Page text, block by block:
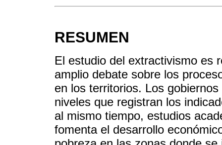
RESUMEN
El estudio del extractivismo es
amplio debate sobre los
en los territorios. Los
niveles que registran los
al mismo tiempo, estudios
fomenta el desarrollo